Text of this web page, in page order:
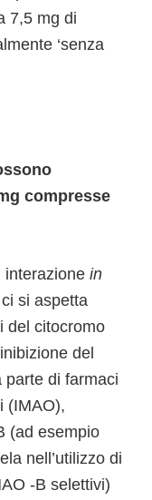
7,5 mg di
‘senza
compresse
interazione in
si aspetta
del citocromo
del
parte di farmaci
(IMAO),
(ad esempio
nell’utilizzo di
-B selettivi)